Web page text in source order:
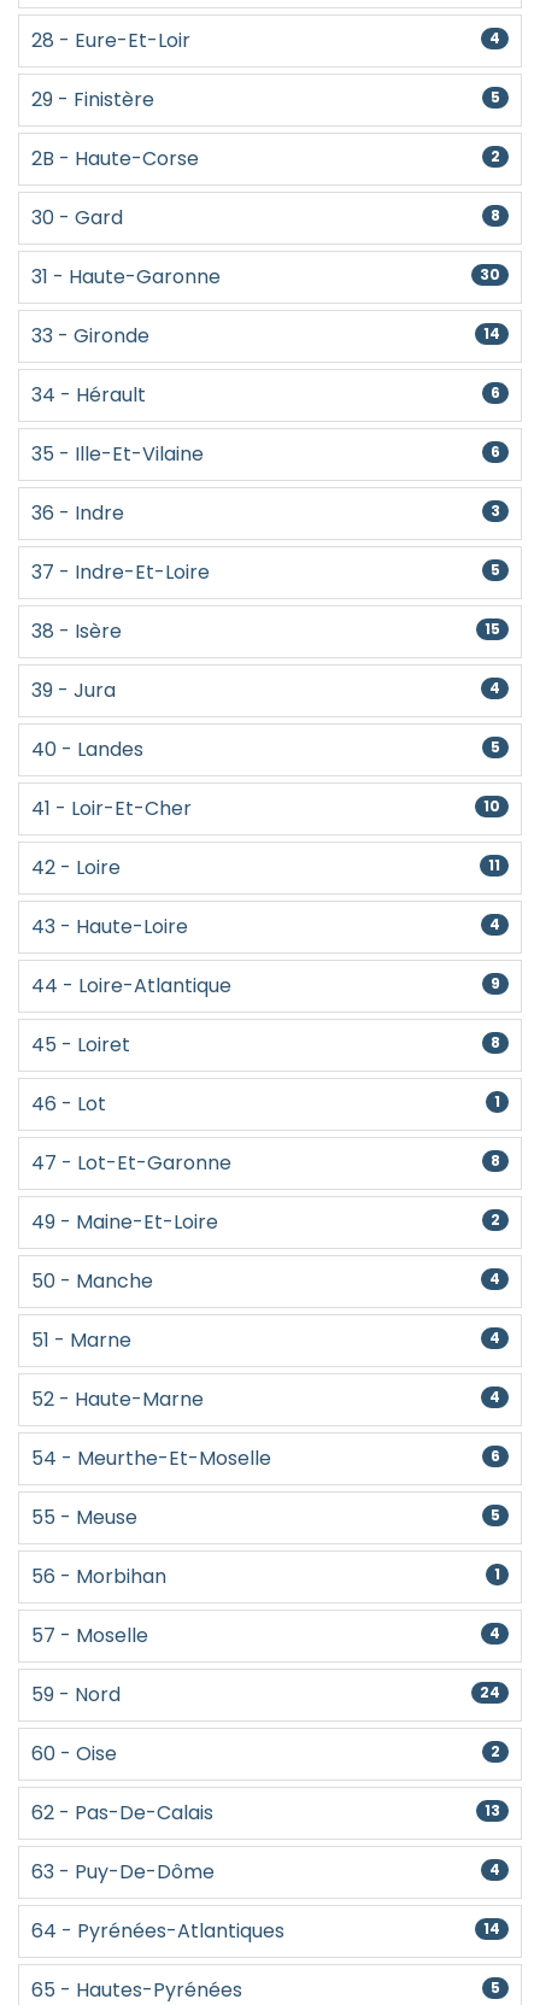
28 - Eure-Et-Loir 4
29 - Finistère 5
2B - Haute-Corse 2
30 - Gard 8
31 - Haute-Garonne 30
33 - Gironde 14
34 - Hérault 6
35 - Ille-Et-Vilaine 6
36 - Indre 3
37 - Indre-Et-Loire 5
38 - Isère 15
39 - Jura 4
40 - Landes 5
41 - Loir-Et-Cher 10
42 - Loire 11
43 - Haute-Loire 4
44 - Loire-Atlantique 9
45 - Loiret 8
46 - Lot 1
47 - Lot-Et-Garonne 8
49 - Maine-Et-Loire 2
50 - Manche 4
51 - Marne 4
52 - Haute-Marne 4
54 - Meurthe-Et-Moselle 6
55 - Meuse 5
56 - Morbihan 1
57 - Moselle 4
59 - Nord 24
60 - Oise 2
62 - Pas-De-Calais 13
63 - Puy-De-Dôme 4
64 - Pyrénées-Atlantiques 14
65 - Hautes-Pyrénées 5